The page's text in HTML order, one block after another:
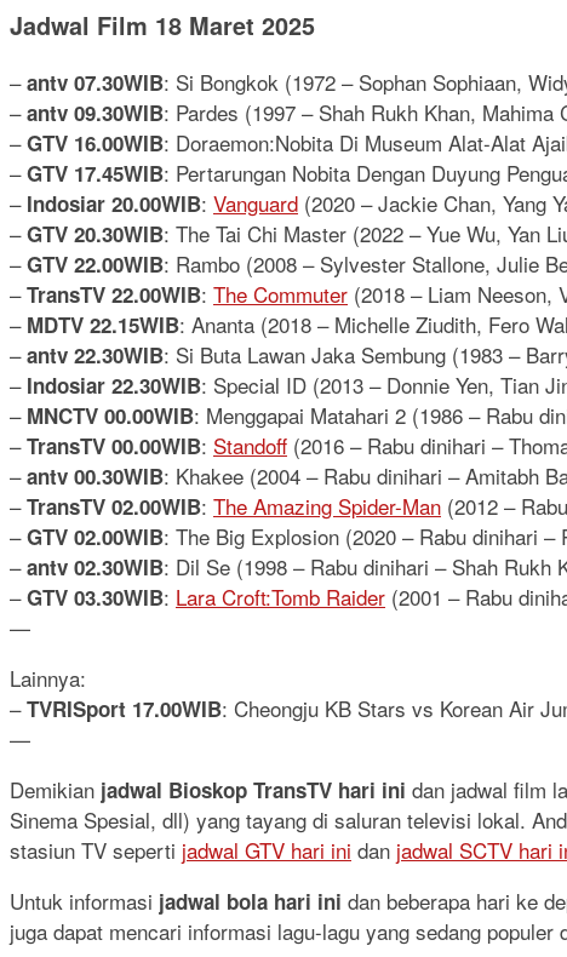
Jadwal Film 18 Maret 2025
–antv 07.30WIB: Si Bongkok (1972 – Sophan Sophiaan,
–antv 09.30WIB: Pardes (1997 – Shah Rukh Khan, Mahima
–GTV 16.00WIB: Doraemon:Nobita Di Museum Alat-Alat
–GTV 17.45WIB: Pertarungan Nobita Dengan Duyung
– Indosiar 20.00WIB: Vanguard (2020 – Jackie Chan, Yang
–GTV 20.30WIB: The Tai Chi Master (2022 – Yue Wu, Yan
–GTV 22.00WIB: Rambo (2008 – Sylvester Stallone, Julie
–TransTV 22.00WIB: The Commuter (2018 – Liam Neeson,
– MDTV 22.15WIB: Ananta (2018 – Michelle Ziudith, Fero
–antv 22.30WIB: Si Buta Lawan Jaka Sembung (1983 –
– Indosiar 22.30WIB: Special ID (2013 – Donnie Yen, Tian
– MNCTV 00.00WIB: Menggapai Matahari 2 (1986 – Rabu
–TransTV 00.00WIB: Standoff (2016 – Rabu dinihari –
–antv 00.30WIB: Khakee (2004 – Rabu dinihari – Amitabh
–TransTV 02.00WIB: The Amazing Spider-Man (2012 –
–GTV 02.00WIB: The Big Explosion (2020 – Rabu dinihari –
–antv 02.30WIB: Dil Se (1998 – Rabu dinihari – Shah Rukh
–GTV 03.30WIB: Lara Croft:Tomb Raider (2001 – Rabu
—
Lainnya:
–TVRISport 17.00WIB: Cheongju KB Stars vs Korean Air
—
Demikian jadwal Bioskop TransTV hari ini dan jadwal film
Sinema Spesial, dll) yang tayang di saluran televisi lokal.
stasiun TV seperti jadwal GTV hari ini dan jadwal SCTV hari
Untuk informasi jadwal bola hari ini dan beberapa hari ke
juga dapat mencari informasi lagu-lagu yang sedang populer